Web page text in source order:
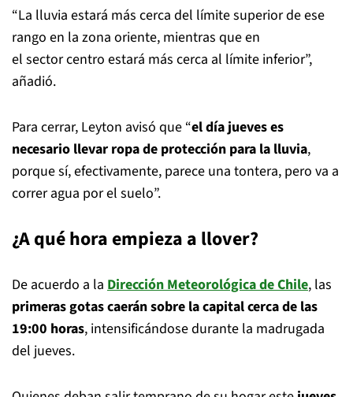
“La lluvia estará más cerca del límite superior de ese
rango en la zona oriente, mientras que en
el sector centro estará más cerca al límite inferior”,
añadió.
Para cerrar, Leyton avisó que “el día jueves es
necesario llevar ropa de protección para la lluvia,
porque sí, efectivamente, parece una tontera, pero va a
correr agua por el suelo”.
¿A qué hora empieza a llover?
De acuerdo a la Dirección Meteorológica de Chile, las
primeras gotas caerán sobre la capital cerca de las
19:00 horas, intensificándose durante la madrugada
del jueves.